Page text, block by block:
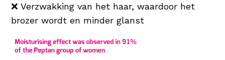
❌ Verzwakking van het haar, waardoor het
brozer wordt en minder glanst